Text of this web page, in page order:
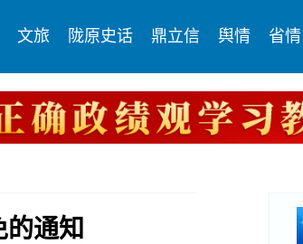
文旅 陇原史话 鼎立信 舆情 省情
通知